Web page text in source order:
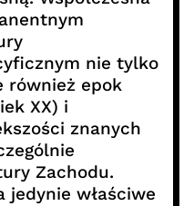
nie tylko
również epok
XX) i
znanych
Zachodu.
jedynie właściwe